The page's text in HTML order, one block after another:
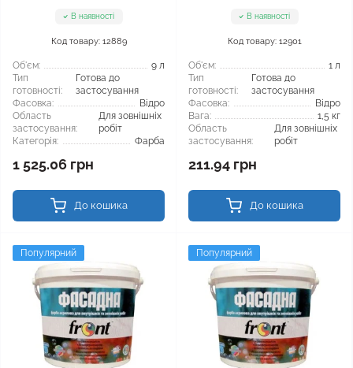
В наявності
Код товару: 12889
Об'єм:
9 л
Тип
готовності:
Готова до
застосування
Фасовка:
Відро
Область
застосування:
Для зовнішніх
робіт
Категорія:
Фарба
1 525.06 грн
До кошика
В наявності
Код товару: 12901
Об'єм:
1 л
Тип
готовності:
Готова до
застосування
Фасовка:
Відро
Вага:
1,5 кг
Область
застосування:
Для зовнішніх
робіт
211.94 грн
До кошика
Популярний Популярний